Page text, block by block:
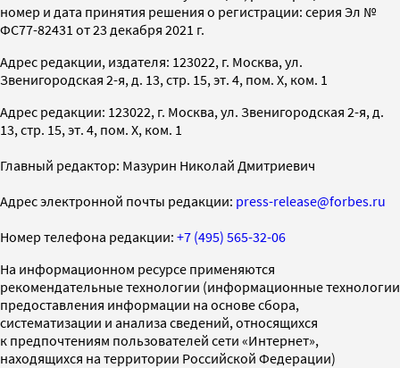
номер и дата принятия решения о регистрации: серия Эл №
ФС77-82431 от 23 декабря 2021 г.
Адрес редакции, издателя: 123022, г. Москва, ул.
Звенигородская 2-я, д. 13, стр. 15, эт. 4, пом. X, ком. 1
Адрес редакции: 123022, г. Москва, ул. Звенигородская 2-я, д.
13, стр. 15, эт. 4, пом. X, ком. 1
Главный редактор: Мазурин Николай Дмитриевич
Адрес электронной почты редакции: press-release@forbes.ru
Номер телефона редакции: +7 (495) 565-32-06
На информационном ресурсе применяются
рекомендательные технологии (информационные технологии
предоставления информации на основе сбора,
систематизации и анализа сведений, относящихся
к предпочтениям пользователей сети «Интернет»,
находящихся на территории Российской Федерации)